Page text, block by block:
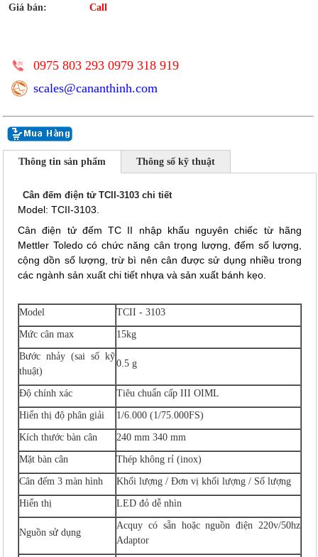
Giá bán:
Call
0975 803 293 0979 318 919
scales@cananthinh.com
Thông tin sản phẩm Thông số kỹ thuật
Cân đếm điện tử TCII-3103 chi tiết
Model: TCII-3103.
Cân điện tử đếm TC II nhập khẩu nguyên chiếc từ hãng
Mettler Toledo có chức năng cân trọng lượng, đếm số lượng,
cộng dồn số lượng, trừ bì nên cân được sử dụng nhiều trong
các ngành sản xuất chi tiết nhựa và sản xuất bánh kẹo.
Model TCII - 3103
Mức cân max 15kg
Bước nhảy (sai số kỹ
thuật)
0.5 g
Độ chính xác Tiêu chuẩn cấp III OIML
Hiển thị độ phân giải 1/6.000 (1/75.000FS)
Kích thước bàn cân 240 mm 340 mm
Mặt bàn cân Thép không rỉ (inox)
Cân đếm 3 màn hình Khối lượng / Đơn vị khối lượng / Số lượng
Hiển thị LED đỏ dễ nhìn
Nguồn sử dụng
Acquy có sẵn hoặc nguồn điện 220v/50hz
Adaptor